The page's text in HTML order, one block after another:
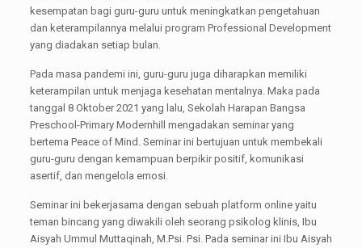
kesempatan bagi guru-guru untuk meningkatkan pengetahuan
dan keterampilannya melalui program Professional Development
yang diadakan setiap bulan.
Pada masa pandemi ini, guru-guru juga diharapkan memiliki
keterampilan untuk menjaga kesehatan mentalnya. Maka pada
tanggal 8 Oktober 2021 yang lalu, Sekolah Harapan Bangsa
Preschool-Primary Modernhill mengadakan seminar yang
bertema Peace of Mind. Seminar ini bertujuan untuk membekali
guru-guru dengan kemampuan berpikir positif, komunikasi
asertif, dan mengelola emosi.
Seminar ini bekerjasama dengan sebuah platform online yaitu
teman bincang yang diwakili oleh seorang psikolog klinis, Ibu
Aisyah Ummul Muttaqinah, M.Psi. Psi. Pada seminar ini Ibu Aisyah